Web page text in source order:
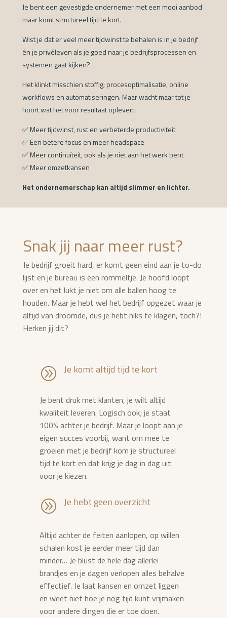
Je bent een gevestigde ondernemer met een mooi aanbod
maar komt structureel tijd te kort.
Wist je dat er veel meer tijdwinst te behalen is in je bedrijf
én je privéleven als je goed naar je bedrijfsprocessen en
systemen gaat kijken?
Het klinkt misschien stoffig; procesoptimalisatie, online
workflows en automatiseringen. Maar wacht maar tot je
hoort wat het voor resultaat oplevert:
✅ Meer tijdwinst, rust en verbeterde productiviteit
✅ Een betere focus en meer headspace
✅ Meer continuïteit, ook als je niet aan het werk bent
✅ Meer omzetkansen
Het ondernemerschap kan altijd slimmer en lichter.
Snak jij naar meer rust?
Je bedrijf groeit hard, er komt geen eind aan je to-do
lijst en je bureau is een rommeltje. Je hoofd loopt
over en het lukt je niet om alle ballen hoog te
houden. Maar je hebt wel het bedrijf opgezet waar je
altijd van droomde, dus je hebt niks te klagen, toch?!
Herken jij dit?
A Je komt altijd tijd te kort
Je bent druk met klanten, je wilt altijd
kwaliteit leveren. Logisch ook; je staat
100% achter je bedrijf. Maar je loopt aan je
eigen succes voorbij, want om mee te
groeien met je bedrijf kom je structureel
tijd te kort en dat krijg je dag in dag uit
voor je kiezen.
A Je hebt geen overzicht
Altijd achter de feiten aanlopen, op willen
schalen kost je eerder meer tijd dan
minder… Je blust de hele dag allerlei
brandjes en je dagen verlopen alles behalve
effectief. Je laat kansen en omzet liggen
en weet niet hoe je nog tijd kunt vrijmaken
voor andere dingen die er toe doen.